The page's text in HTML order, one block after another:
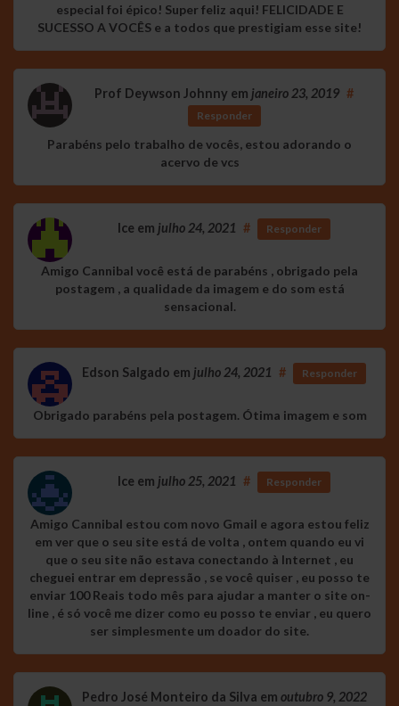
especial foi épico! Super feliz aqui! FELICIDADE E
SUCESSO A VOCÊS e a todos que prestigiam esse site!
Prof Deywson Johnny em janeiro 23, 2019 #
Responder
Parabéns pelo trabalho de vocês, estou adorando o
acervo de vcs
Ice em julho 24, 2021 # Responder
Amigo Cannibal você está de parabéns , obrigado pela
postagem , a qualidade da imagem e do som está
sensacional.
Edson Salgado em julho 24, 2021 # Responder
Obrigado parabéns pela postagem. Ótima imagem e som
Ice em julho 25, 2021 # Responder
Amigo Cannibal estou com novo Gmail e agora estou feliz
em ver que o seu site está de volta , ontem quando eu vi
que o seu site não estava conectando à Internet , eu
cheguei entrar em depressão , se você quiser , eu posso te
enviar 100 Reais todo mês para ajudar a manter o site on-
line , é só você me dizer como eu posso te enviar , eu quero
ser simplesmente um doador do site.
Pedro José Monteiro da Silva em outubro 9, 2022